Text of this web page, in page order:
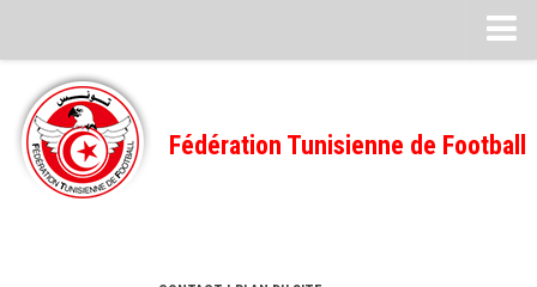
Feuille de match
FMI – 2022/2023
Ligue I – 2022/2023
Fédération Tunisienne de Football